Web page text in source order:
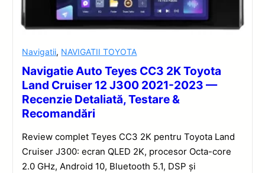
Navigatii, NAVIGATII TOYOTA
Navigatie Auto Teyes CC3 2K Toyota
Land Cruiser 12 J300 2021-2023 —
Recenzie Detaliată, Testare &
Recomandări
Review complet Teyes CC3 2K pentru Toyota Land
Cruiser J300: ecran QLED 2K, procesor Octa-core
2.0 GHz, Android 10, Bluetooth 5.1, DSP și